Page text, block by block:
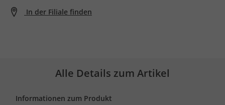
In der Filiale finden
Alle Details zum Artikel
Informationen zum Produkt